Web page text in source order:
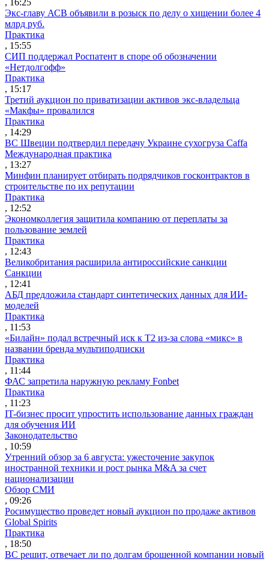
Экс-главу АСВ объявили в розыск по делу о хищении более 4
млрд руб.
Практика
, 15:55
СИП поддержал Роспатент в споре об обозначении
«Нетдолгофф»
Практика
, 15:17
Третий аукцион по приватизации активов экс-владельца
«Макфы» провалился
Практика
, 14:29
ВС Швеции подтвердил передачу Украине сухогруза Caffa
Международная практика
, 13:27
Минфин планирует отбирать подрядчиков госконтрактов в
строительстве по их репутации
Практика
, 12:52
Экономколлегия защитила компанию от переплаты за
пользование землей
Практика
, 12:43
Великобритания расширила антироссийские санкции
Санкции
, 12:41
АБД предложила стандарт синтетических данных для ИИ-
моделей
Практика
, 11:53
«Билайн» подал встречный иск к Т2 из-за слова «микс» в
названии бренда мультиподписки
Практика
, 11:44
ФАС запретила наружную рекламу Fonbet
Практика
, 11:23
IT-бизнес просит упростить использование данных граждан
для обучения ИИ
Законодательство
, 10:59
Утренний обзор за 6 августа: ужесточение закупок
иностранной техники и рост рынка M&A за счет
национализации
Обзор СМИ
, 09:26
Росимущество проведет новый аукцион по продаже активов
Global Spirits
Практика
, 18:50
ВС решит, отвечает ли по долгам брошенной компании новый